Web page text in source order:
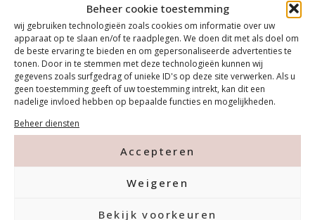
Beheer cookie toestemming
wij gebruiken technologieën zoals cookies om informatie over uw
apparaat op te slaan en/of te raadplegen. We doen dit met als doel om
de beste ervaring te bieden en om gepersonaliseerde advertenties te
tonen. Door in te stemmen met deze technologieën kunnen wij
gegevens zoals surfgedrag of unieke ID's op deze site verwerken. Als u
geen toestemming geeft of uw toestemming intrekt, kan dit een
nadelige invloed hebben op bepaalde functies en mogelijkheden.
Beheer diensten
Accepteren
Weigeren
Bekijk voorkeuren